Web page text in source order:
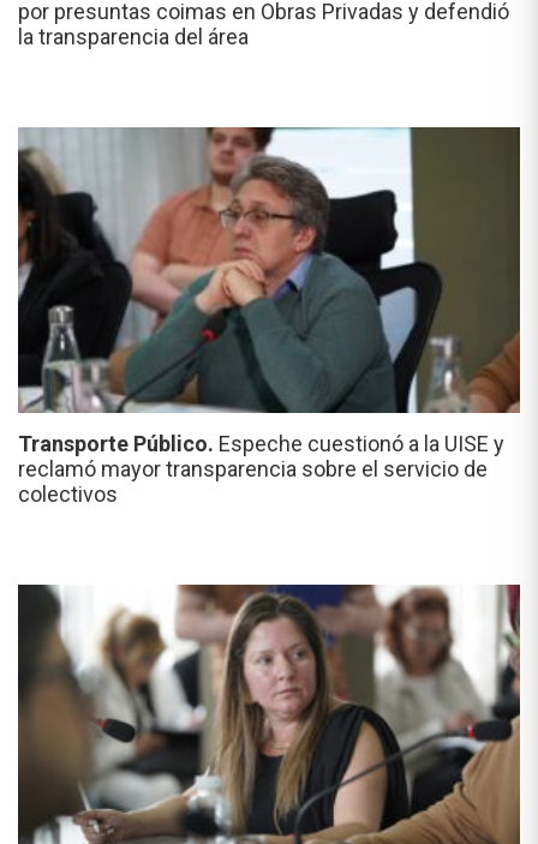
por presuntas coimas en Obras Privadas y defendió
la transparencia del área
Transporte Público. Espeche cuestionó a la UISE y
reclamó mayor transparencia sobre el servicio de
colectivos